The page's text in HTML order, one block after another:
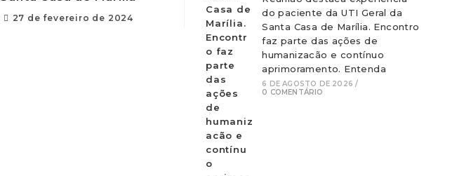
27 de fevereiro de 2024
do paciente da UTI Geral da
Santa Casa de Marília. Encontro
faz parte das ações de
humanizacão e contínuo
aprimoramento. Entenda
6 DE AGOSTO DE 2026 /
0 COMENTÁRIO